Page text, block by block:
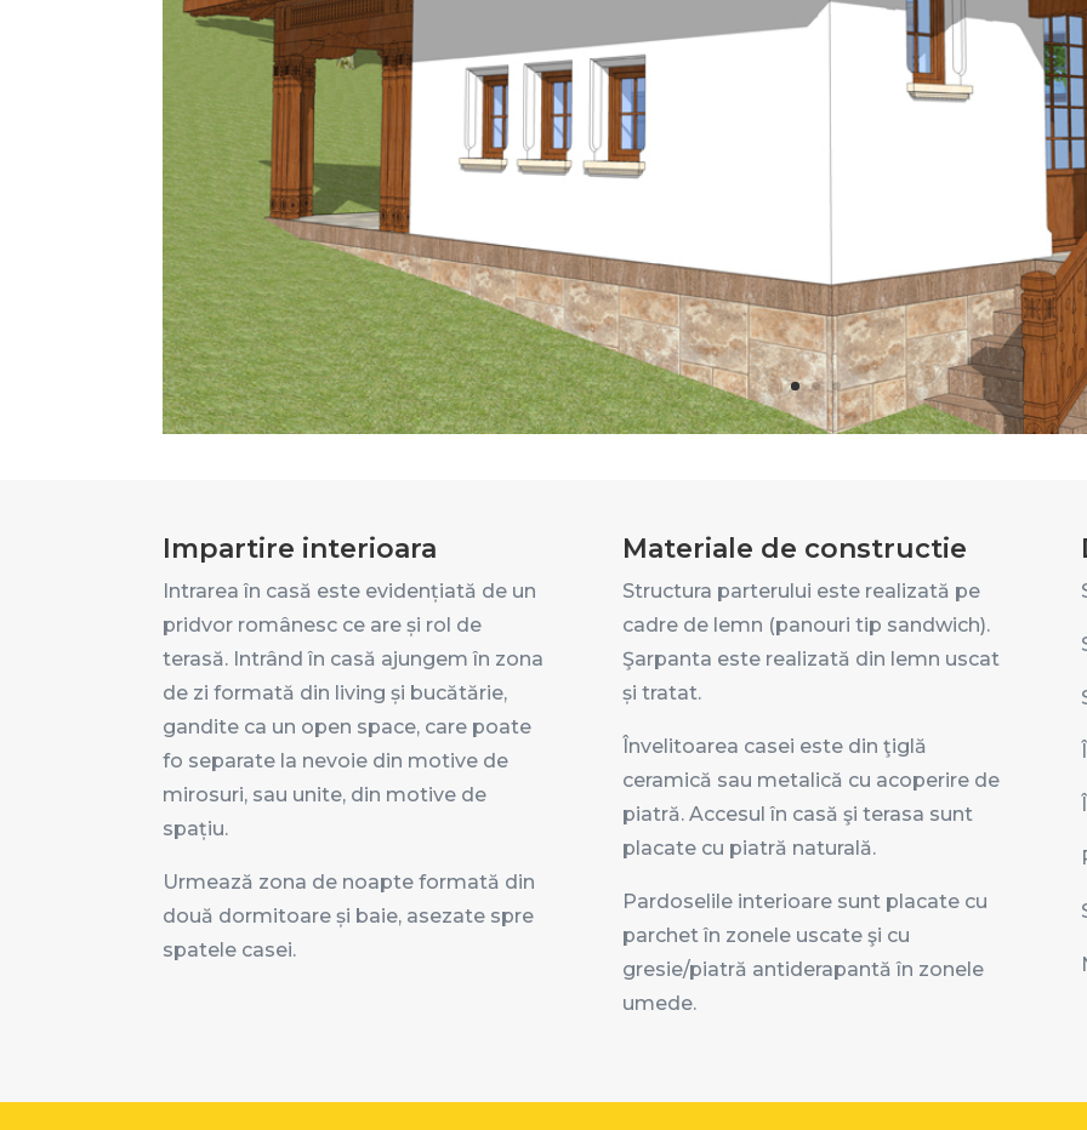
Impartire interioara
Intrarea în casă este evidențiată de un
pridvor românesc ce are și rol de
terasă. Intrând în casă ajungem în zona
de zi formată din living și bucătărie,
gandite ca un open space, care poate
fo separate la nevoie din motive de
mirosuri, sau unite, din motive de
spațiu.
Urmează zona de noapte formată din
două dormitoare și baie, asezate spre
spatele casei.
Materiale de constructie
Structura parterului este realizată pe
cadre de lemn (panouri tip sandwich).
Şarpanta este realizată din lemn uscat
și tratat.
Învelitoarea casei este din ţiglă
ceramică sau metalică cu acoperire de
piatră. Accesul în casă şi terasa sunt
placate cu piatră naturală.
Pardoselile interioare sunt placate cu
parchet în zonele uscate şi cu
gresie/piatră antiderapantă în zonele
umede.